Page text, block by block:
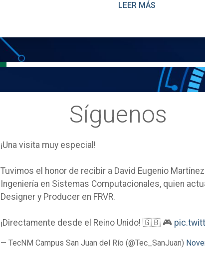
Síguenos
¡Una visita muy especial!
Tuvimos el honor de recibir a David Eugenio
Ingeniería en Sistemas Computacionales, quien
Designer y Producer en FRVR.
¡Directamente desde el Reino Unido! 🇬🇧 🎮
— TecNM Campus San Juan del Río (@Tec_SanJuan)